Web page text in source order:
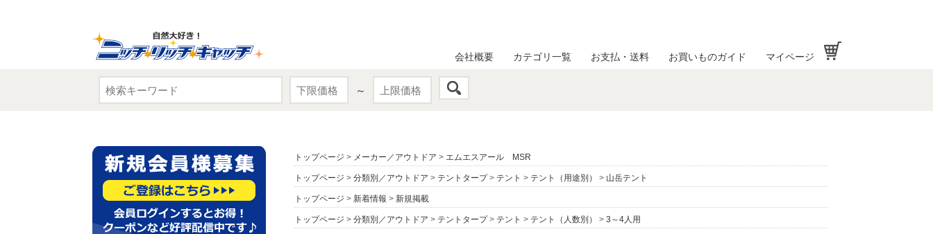
～
会社概要 カテゴリ一覧 お支払・送料 お買いものガイド マイページ
トップページ > メーカー／アウトドア > エムエスアール MSR
トップページ > 分類別／アウトドア > テントタープ> テント > テント（用途別） > 山岳テント
トップページ > 新着情報 > 新規掲載
トップページ > 分類別／アウトドア > テントタープ> テント > テント（人数別） > 3～4人用